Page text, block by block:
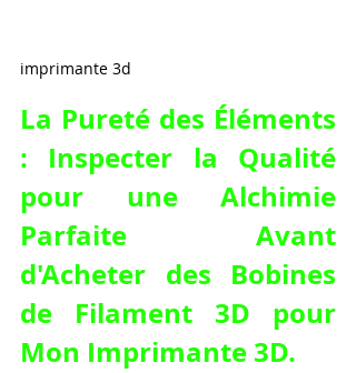
imprimante 3d
La Pureté des Éléments
: Inspecter la Qualité
pour une Alchimie
Parfaite Avant
d'Acheter des Bobines
de Filament 3D pour
Mon Imprimante 3D.